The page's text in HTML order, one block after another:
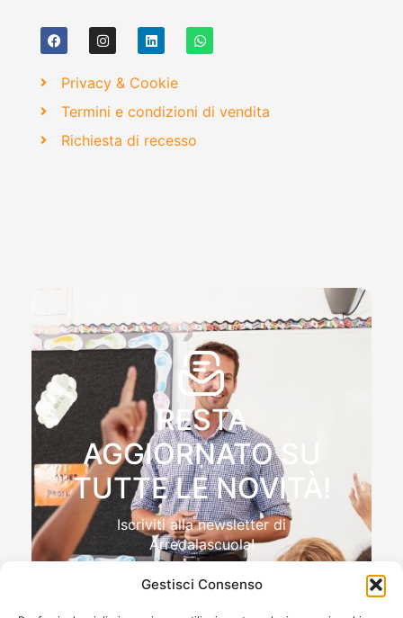
Gestisci Consenso
Privacy & Cookie
Termini e condizioni di vendita
Richiesta di recesso
RESTA
AGGIORNATO SU
TUTTE LE NOVITÀ!
Iscriviti alla newsletter di
Arredalascuola!